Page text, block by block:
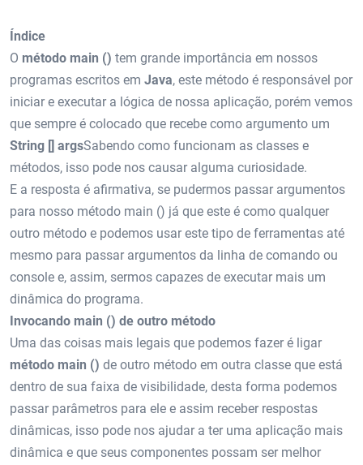
Índice
O método main () tem grande importância em nossos
programas escritos em Java, este método é responsável por
iniciar e executar a lógica de nossa aplicação, porém vemos
que sempre é colocado que recebe como argumento um
String [] argsSabendo como funcionam as classes e
métodos, isso pode nos causar alguma curiosidade.
E a resposta é afirmativa, se pudermos passar argumentos
para nosso método main () já que este é como qualquer
outro método e podemos usar este tipo de ferramentas até
mesmo para passar argumentos da linha de comando ou
console e, assim, sermos capazes de executar mais um
dinâmica do programa.
Invocando main () de outro método
Uma das coisas mais legais que podemos fazer é ligar
método main () de outro método em outra classe que está
dentro de sua faixa de visibilidade, desta forma podemos
passar parâmetros para ele e assim receber respostas
dinâmicas, isso pode nos ajudar a ter uma aplicação mais
dinâmica e que seus componentes possam ser melhor